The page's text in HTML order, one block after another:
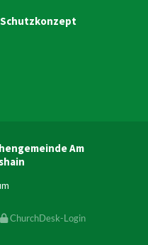
Schutzkonzept
Am
ChurchDesk-Login